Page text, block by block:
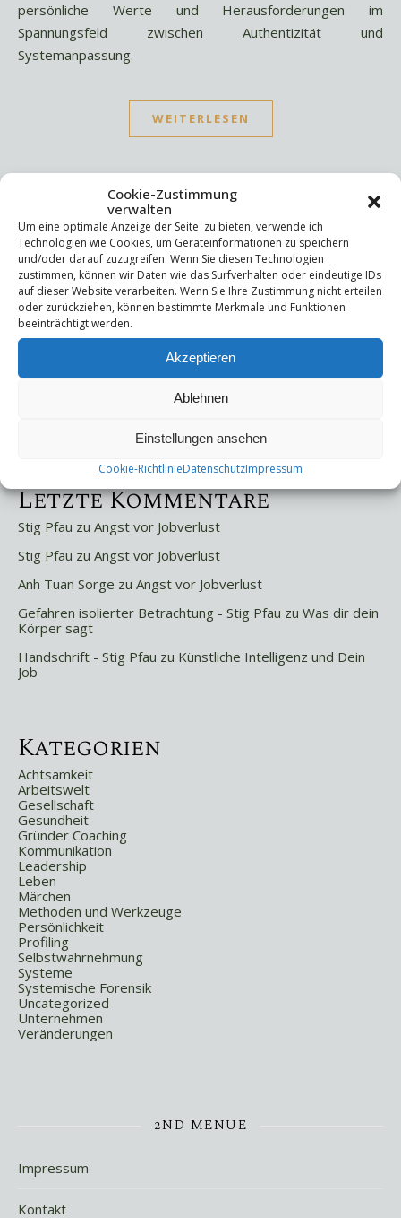
Cookie-Zustimmung
verwalten
Um eine optimale Anzeige der Seite zu bieten, verwende ich
Technologien wie Cookies, um Geräteinformationen zu speichern
und/oder darauf zuzugreifen. Wenn Sie diesen Technologien
zustimmen, können wir Daten wie das Surfverhalten oder eindeutige IDs
auf dieser Website verarbeiten. Wenn Sie Ihre Zustimmung nicht erteilen
oder zurückziehen, können bestimmte Merkmale und Funktionen
beeinträchtigt werden.
Akzeptieren
Ablehnen
Einstellungen ansehen
Cookie-RichtlinieDatenschutzImpressum
persönliche Werte und Herausforderungen im
Spannungsfeld zwischen Authentizität und
Systemanpassung.
WEITERLESEN
Suchen
Suchen
Letzte Beiträge
Die Mentale Sicherheitsarchitektur
Letzte Kommentare
Stig Pfau zu Angst vor Jobverlust
Stig Pfau zu Angst vor Jobverlust
Anh Tuan Sorge zu Angst vor Jobverlust
Gefahren isolierter Betrachtung - Stig Pfau zu Was dir dein
Körper sagt
Handschrift - Stig Pfau zu Künstliche Intelligenz und Dein
Job
Kategorien
Achtsamkeit
Arbeitswelt
Gesellschaft
Gesundheit
Gründer Coaching
Kommunikation
Leadership
Leben
Märchen
Methoden und Werkzeuge
Persönlichkeit
Profiling
Selbstwahrnehmung
Systeme
Systemische Forensik
Uncategorized
Unternehmen
Veränderungen
2ND MENUE
Impressum
Kontakt